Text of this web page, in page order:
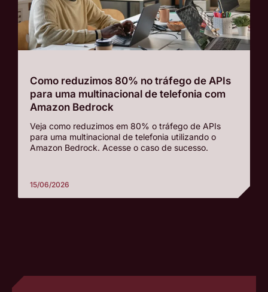
Como reduzimos 80% no tráfego de APIs
para uma multinacional de telefonia com
Amazon Bedrock
Veja como reduzimos em 80% o tráfego de APIs
para uma multinacional de telefonia utilizando o
Amazon Bedrock. Acesse o caso de sucesso.
15/06/2026